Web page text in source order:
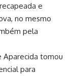
e
no mesmo
pela
Aparecida tomou
para